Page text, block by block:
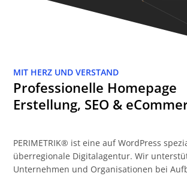
MIT HERZ UND VERSTAND
Professionelle Homepage
Erstellung, SEO &
PERIMETRIK® ist eine auf WordPress
überregionale Digitalagentur. Wir
Unternehmen und Organisationen bei